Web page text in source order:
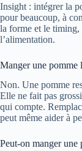
Insight : intégrer la
pour beaucoup, à
la forme et le timing,
l’alimentation.
Manger une pomme
Non. Une pomme
Elle ne fait pas
qui compte.
peut même aider à
Peut-on manger une